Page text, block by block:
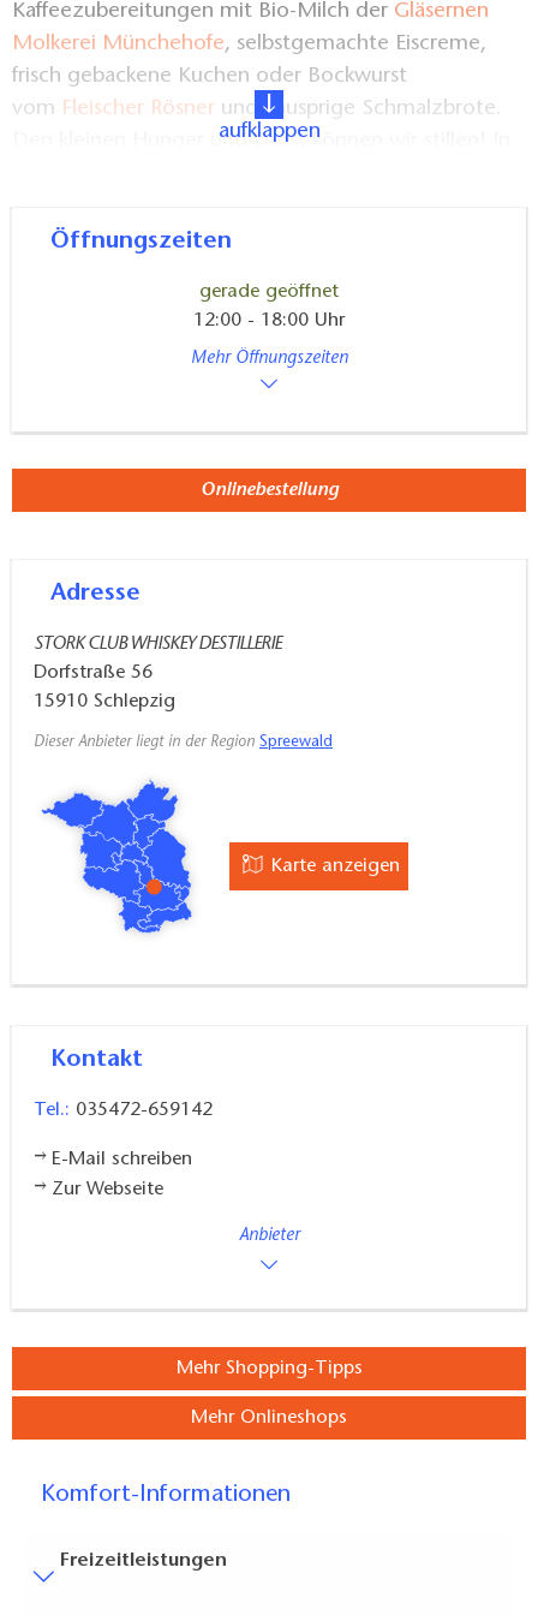
Kaffeezubereitungen mit Bio-Milch der Gläsernen
Molkerei Münchehofe, selbstgemachte Eiscreme,
frisch gebackene Kuchen oder Bockwurst
vom Fleischer Rösner und knusprige Schmalzbrote.
Den kleinen Hunger und Durst können wir stillen! In
gezapftes Bier, Cocktails sowie frisch Gegrilltes. Wir
aufklappen
Öffnungszeiten
gerade geöffnet
12:00 - 18:00 Uhr
Mehr Öffnungszeiten
Onlinebestellung
Adresse
STORK CLUB WHISKEY DESTILLERIE
Dorfstraße 56
15910 Schlepzig
Dieser Anbieter liegt in der Region Spreewald
Karte anzeigen
Kontakt
Tel.: 035472-659142
E-Mail schreiben
Zur Webseite
Anbieter
Mehr Shopping-Tipps
Mehr Onlineshops
Komfort-Informationen
Freizeitleistungen